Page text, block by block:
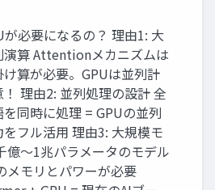
が必要になるの？ 理由1: 大
演算 Attentionメカニズムは
算が必要。GPUは並列計
理由2: 並列処理の設計 全
同時に処理 = GPUの並列
フル活用 理由3: 大規模モ
億〜1兆パラメータのモデル
モリとパワーが必要